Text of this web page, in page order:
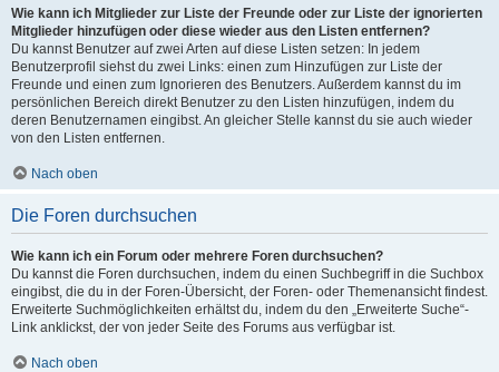
Wie kann ich Mitglieder zur Liste der Freunde oder zur Liste der ignorierten
Mitglieder hinzufügen oder diese wieder aus den Listen entfernen?
Du kannst Benutzer auf zwei Arten auf diese Listen setzen: In jedem
Benutzerprofil siehst du zwei Links: einen zum Hinzufügen zur Liste der
Freunde und einen zum Ignorieren des Benutzers. Außerdem kannst du im
persönlichen Bereich direkt Benutzer zu den Listen hinzufügen, indem du
deren Benutzernamen eingibst. An gleicher Stelle kannst du sie auch wieder
von den Listen entfernen.
Nach oben
Die Foren durchsuchen
Wie kann ich ein Forum oder mehrere Foren durchsuchen?
Du kannst die Foren durchsuchen, indem du einen Suchbegriff in die Suchbox
eingibst, die du in der Foren-Übersicht, der Foren- oder Themenansicht findest.
Erweiterte Suchmöglichkeiten erhältst du, indem du den „Erweiterte Suche“-
Link anklickst, der von jeder Seite des Forums aus verfügbar ist.
Nach oben